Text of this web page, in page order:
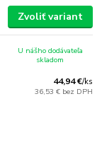
Zvoliť variant
44,94 €/ks
36,53 € bez DPH
U nášho dodávateľa
skladom